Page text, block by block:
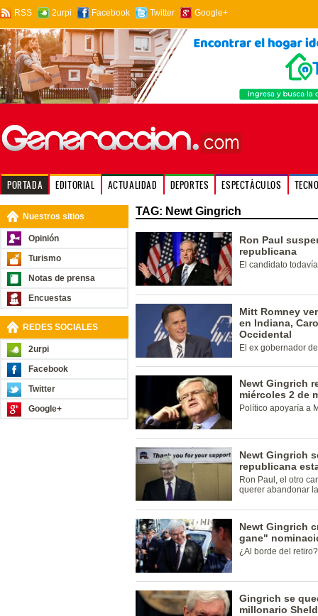
RSS 2urpi Facebook Twitter Google+
PORTADA EDITORIAL ACTUALIDAD DEPORTES ESPECTÁCULOS
Nuestros sitios
Opinión
Turismo
Notas de prensa
Encuestas
REDES SOCIALES
2urpi
Facebook
Twitter
Google+
TAG: Newt Gingrich
Ron Paul
republicana
El candidato
Mitt Romney
en Indiana,
Occidental
El ex gobernador
Newt Gingrich
miércoles 2 de
Político apoyaría a
Newt Gingrich
republicana
Ron Paul, el otro
querer abandonar
Newt Gingrich
gane"
¿Al borde del retiro?
Gingrich se
millonario